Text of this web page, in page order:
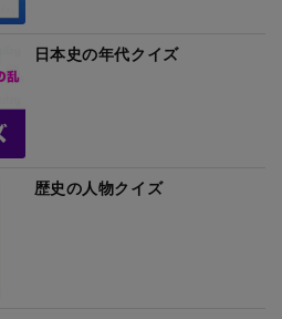
日本史の年代クイズ
歴史の人物クイズ